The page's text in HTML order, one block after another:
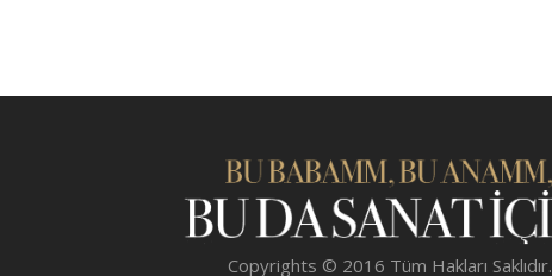
Copyrights © 2016 Tüm Hakları Saklıdır.